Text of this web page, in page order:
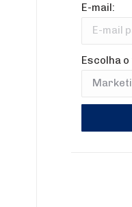
E-mail:
Escolha